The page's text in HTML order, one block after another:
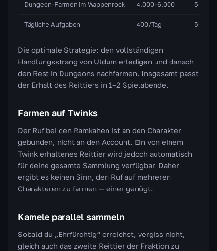
Dungeon-Farmen im Wappenrock 4.000–6.000 5–7
Tägliche Aufgaben 400/Tag 50+
Die optimale Strategie: den vollständigen
Handlungsstrang von Uldum erledigen und danach
den Rest in Dungeons nachfarmen. Insgesamt passt
der Erhalt des Reittiers in 1–2 Spielabende.
Farmen auf Twinks
Der Ruf bei den Ramkahen ist an den Charakter
gebunden, nicht an den Account. Ein von einem
Twink erhaltenes Reittier wird jedoch automatisch
für deine gesamte Sammlung verfügbar. Daher
ergibt es keinen Sinn, den Ruf auf mehreren
Charakteren zu farmen — einer genügt.
Kamele parallel sammeln
Sobald du „Ehrfürchtig“ erreichst, vergiss nicht,
gleich auch das zweite Reittier der Fraktion zu